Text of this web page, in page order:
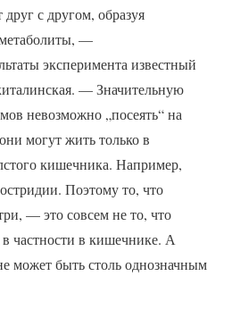
с другом, образуя
—
эксперимента известный
— Значительную
невозможно „посеять“ на
могут жить только в
кишечника. Например,
Поэтому то, что
— это совсем не то, что
частности в кишечнике. А
может быть столь однозначным